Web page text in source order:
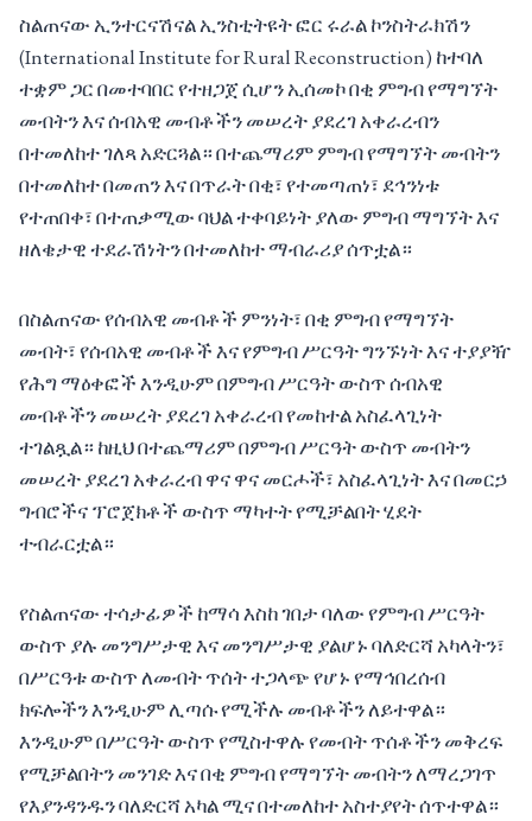
ስልጠናው ኢንተርናሽናል ኢንስቲትዩት ፎር ሩራል ኮንስትራክሽን
(International Institute for Rural Reconstruction) ከተባለ
ተቋም ጋር በመተባበር የተዘጋጀ ሲሆን ኢሰመኮ በቂ ምግብ የማግኘት
መብትን እና ሰብአዊ መብቶችን መሠረት ያደረገ አቀራረብን
በተመለከተ ገለጻ አድርጓል። በተጨማሪም ምግብ የማግኘት መብትን
በተመለከተ በመጠን እና በጥራት በቂ፣ የተመጣጠነ፣ ደኅንነቱ
የተጠበቀ፣ በተጠቃሚው ባህል ተቀባይነት ያለው ምግብ ማግኘት እና
ዘለቄታዊ ተደራሽነትን በተመለከተ ማብራሪያ ሰጥቷል።
በስልጠናው የሰብአዊ መብቶች ምንነት፣ በቂ ምግብ የማግኘት
መብት፣ የሰብአዊ መብቶች እና የምግብ ሥርዓት ግንኙነት እና ተያያዥ
የሕግ ማዕቀፎች እንዲሁም በምግብ ሥርዓት ውስጥ ሰብአዊ
መብቶችን መሠረት ያደረገ አቀራረብ የመከተል አስፈላጊነት
ተገልጿል። ከዚህ በተጨማሪም በምግብ ሥርዓት ውስጥ መብትን
መሠረት ያደረገ አቀራረብ ዋና ዋና መርሖች፣ አስፈላጊነት እና በመርኃ
ግብሮችና ፕሮጀክቶች ውስጥ ማካተት የሚቻልበት ሂደት
ተብራርቷል።
የስልጠናው ተሳታፊዎች ከማሳ እስከ ገበታ ባለው የምግብ ሥርዓት
ውስጥ ያሉ መንግሥታዊ እና መንግሥታዊ ያልሆኑ ባለድርሻ አካላትን፣
በሥርዓቱ ውስጥ ለመብት ጥሰት ተጋላጭ የሆኑ የማኅበረሰብ
ክፍሎችን እንዲሁም ሊጣሱ የሚችሉ መብቶችን ለይተዋል።
እንዲሁም በሥርዓት ውስጥ የሚስተዋሉ የመብት ጥሰቶችን መቅረፍ
የሚቻልበትን መንገድ እና በቂ ምግብ የማግኘት መብትን ለማረጋገጥ
የእያንዳንዱን ባለድርሻ አካል ሚና በተመለከተ አስተያየት ሰጥተዋል።